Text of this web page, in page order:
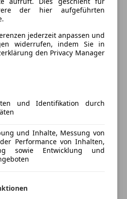
Plus
Auto, Apple CarPlay)
Multifunktionstasten
, beheiz- und anklappbar
der hier aufgeführten
jederzeit anpassen und
widerrufen, indem Sie in
den Privacy Manager
und Identifikation durch
und Inhalte, Messung von
Performance von Inhalten,
sowie Entwicklung und